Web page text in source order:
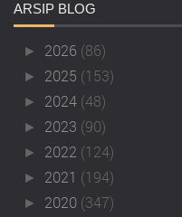
ARSIP BLOG
► 2026 (86)
► 2025 (153)
► 2024 (48)
► 2023 (90)
► 2022 (124)
► 2021 (194)
► 2020 (347)